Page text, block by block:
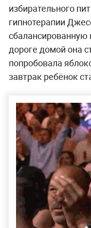
избирательного
гипнотерапии
сбалансированную
дороге домой она
попробовала
завтрак ребёнок